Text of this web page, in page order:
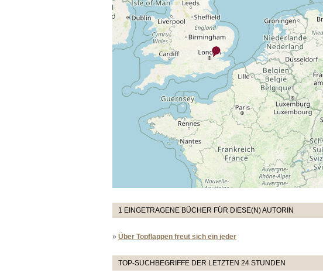
1 EINGETRAGENE BÜCHER FÜR DIESE(N) AUTORIN
» Über Topflappen freut sich ein jeder
TOP-SUCHBEGRIFFE DER LETZTEN 24 STUNDEN